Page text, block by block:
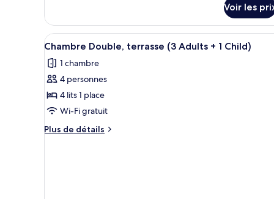
mer
(3
Adults)
le
type
de
Chambre
Double,
vue
mer
Adults)
Voir les
Afficher
toutes
les
photos
pour
ce
type
de
Coffres-forts dans les
11
Chambre Double, terrasse (3 Adults + 1 Child)
1 chambre
4 personnes
4 lits 1 place
Wi-Fi gratuit
Plus de détails
Plus